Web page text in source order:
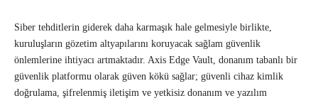
Siber tehditlerin giderek daha karmaşık hale gelmesiyle birlikte,
kuruluşların gözetim altyapılarını koruyacak sağlam güvenlik
önlemlerine ihtiyacı artmaktadır. Axis Edge Vault, donanım tabanlı bir
güvenlik platformu olarak güven kökü sağlar; güvenli cihaz kimlik
doğrulama, şifrelenmiş iletişim ve yetkisiz donanım ve yazılım